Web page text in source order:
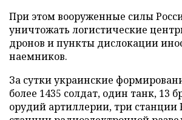
При этом вооруженные силы
уничтожать логистические
дронов и пункты дислокации
наемников.
За сутки украинские
более 1435 солдат, один танк, 13
орудий артиллерии, три станции